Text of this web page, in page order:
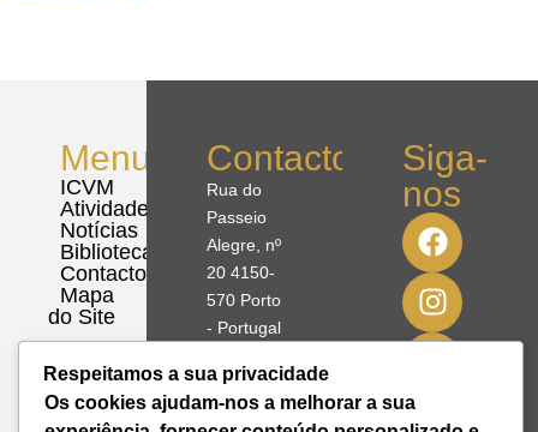
Menu
ICVM
Atividades
Notícias
Biblioteca
Contactos
Mapa
do Site
Contactos
Rua do
Passeio
Alegre, nº
20 4150-
570 Porto
- Portugal
41º08'51,70"
N
Siga-
nos
Respeitamos a sua privacidade
Os cookies ajudam-nos a melhorar a sua